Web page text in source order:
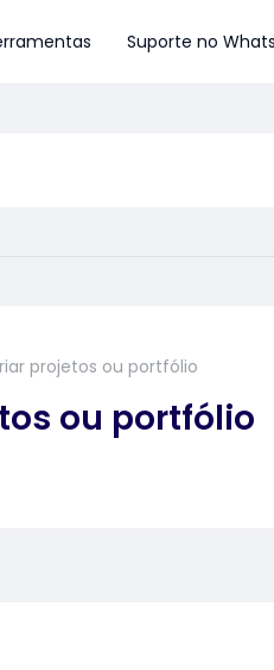
Suporte no
projetos ou portfólio
ou portfólio